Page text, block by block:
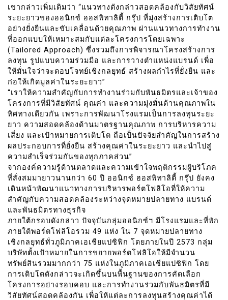
เขากล่าวเพิ่มเติมว่า “แนวทางดังกล่าวสอดคล้องกับวิสัยทัศน์
ระยะยาวของออนิกซ์ ฮอสพิทาลิตี้ กรุ๊ป ที่มุ่งสร้างการเติบโต
อย่างยั่งยืนและขับเคลื่อนด้วยคุณภาพ ผ่านแนวทางการทำงาน
ที่ออกแบบให้เหมาะสมกับแต่ละโครงการโดยเฉพาะ
(Tailored Approach) ซึ่งรวมถึงการพิจารณาโครงสร้างการ
ลงทุน รูปแบบความร่วมมือ และการวางตำแหน่งแบรนด์ เพื่อ
ให้มั่นใจว่าจะตอบโจทย์เชิงกลยุทธ์ สร้างผลกำไรที่ยั่งยืน และ
ก่อให้เกิดมูลค่าในระยะยาว”
“เราให้ความสำคัญกับการทำงานร่วมกับพันธมิตรและเจ้าของ
โครงการที่มีวิสัยทัศน์ คุณค่า และความมุ่งมั่นด้านคุณภาพใน
ทิศทางเดียวกัน เพราะการพัฒนาโรงแรมเป็นการลงทุนระยะ
ยาว ความสอดคล้องด้านมาตรฐานคุณภาพ การบริหารความ
เสี่ยง และเป้าหมายการเติบโต ถือเป็นปัจจัยสำคัญในการสร้าง
ผลประกอบการที่ยั่งยืน สร้างคุณค่าในระยะยาว และนำไปสู่
ความสำเร็จร่วมกันของทุกภาคส่วน”
จากองค์ความรู้ด้านตลาดและความเข้าใจพฤติกรรมผู้บริโภค
ที่สั่งสมมายาวนานกว่า 60 ปี ออนิกซ์ ฮอสพิทาลิตี้ กรุ๊ป ยังคง
เดินหน้าพัฒนาแนวทางการบริหารพอร์ตโฟลิโอที่ให้ความ
สำคัญกับความสอดคล้องระหว่างจุดหมายปลายทาง แบรนด์
และพันธมิตรทางธุรกิจ
ภายใต้กรอบดังกล่าว ปัจจุบันกลุ่มออนิกซ์ฯ มีโรงแรมและที่พัก
ภายใต้พอร์ตโฟลิโอรวม 49 แห่ง ใน 7 จุดหมายปลายทาง
เชิงกลยุทธ์ทั่วภูมิภาคเอเชียแปซิฟิก โดยภายในปี 2573 กลุ่ม
บริษัทตั้งเป้าหมายในการขยายพอร์ตโฟลิโอให้มีจำนวน
ทรัพย์สินรวมมากกว่า 75 แห่งในภูมิภาคเอเชียแปซิฟิก โดย
การเติบโตดังกล่าวจะเกิดขึ้นบนพื้นฐานของการคัดเลือก
โครงการอย่างรอบคอบ และการทำงานร่วมกับพันธมิตรที่มี
วิสัยทัศน์สอดคล้องกัน เพื่อให้แต่ละการลงทุนสร้างคุณค่าได้